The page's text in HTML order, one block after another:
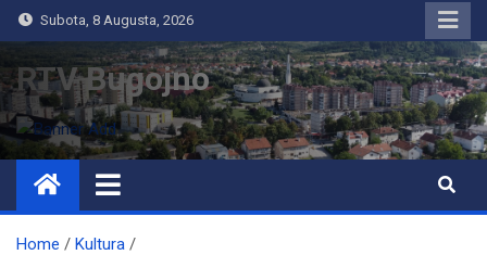
Subota, 8 Augusta, 2026
RTV Bugojno
Home
Kultura